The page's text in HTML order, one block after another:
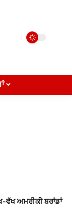
ਅਮਰੀਕੀ ਬਰਾਂਡਾਂ